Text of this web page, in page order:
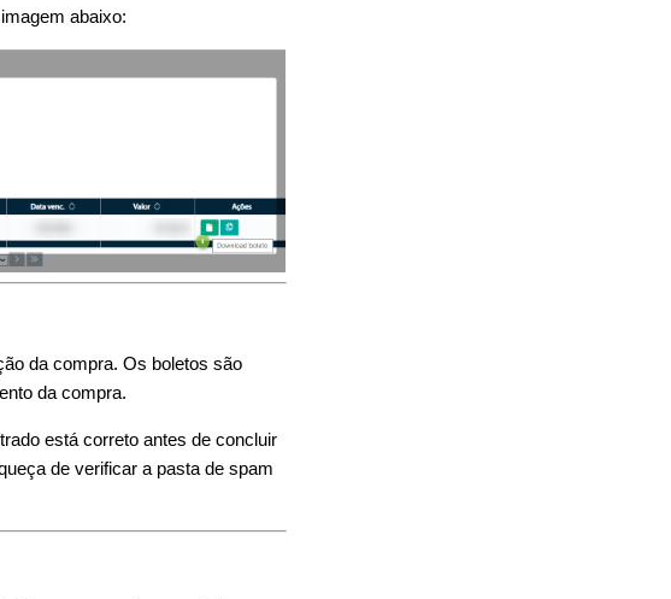
abaixo:
da compra. Os boletos são
da compra.
está correto antes de concluir
de verificar a pasta de spam